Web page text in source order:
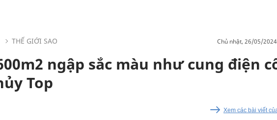
THẾ GIỚI SAO chủ nhật, 26/05/
ngập sắc màu như cung điện
Top
Xem các bài viết